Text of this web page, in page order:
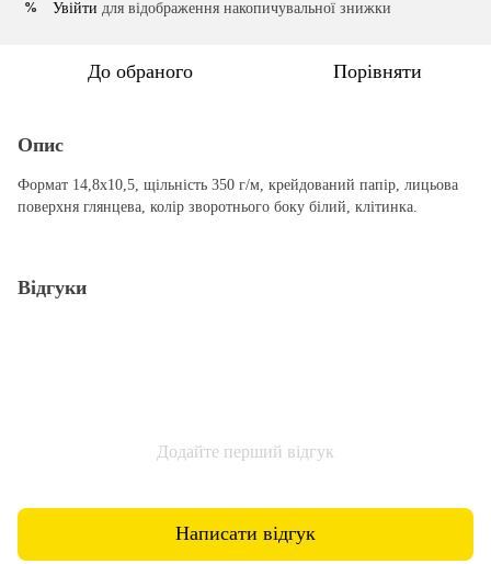
% Увійти для відображення накопичувальної знижки
До обраного Порівняти
Опис
Формат 14,8х10,5, щільність 350 г/м, крейдований папір, лицьова
поверхня глянцева, колір зворотнього боку білий, клітинка.
Відгуки
Додайте перший відгук
Написати відгук